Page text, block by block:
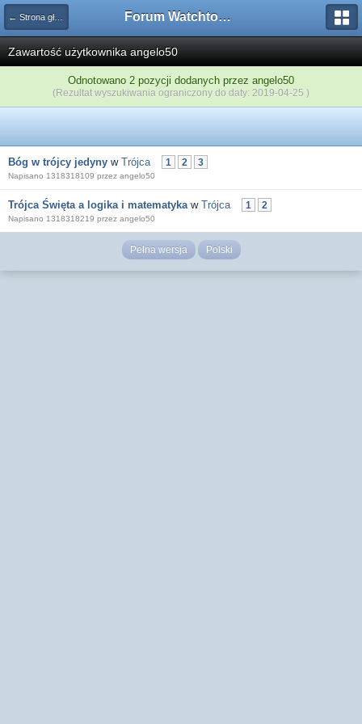
← Strona główna Forum Watchtower
Zawartość użytkownika angelo50
Odnotowano 2 pozycji dodanych przez angelo50
(Rezultat wyszukiwania ograniczony do daty: 2019-04-25 )
Bóg w trójcy jedyny w Trójca 1 2 3
Napisano 1318318109 przez angelo50
Trójca Święta a logika i matematykaw Trójca 1 2
Napisano 1318318219 przez angelo50
Pełna wersja Polski